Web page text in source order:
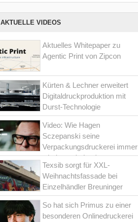
AKTUELLE VIDEOS
Aktuelles Whitepaper zu
Agentic Print von Zipcon
Kürten & Lechner erweitert
Digitaldruckproduktion mit
Durst-Technologie
Video: Wie Hagen
Sczepanski seine
Verpackungsdruckerei immer
wieder optimiert hat
Texsib sorgt für XXL-
Weihnachtsfassade bei
Einzelhändler Breuninger
So hat sich Primus zu einer
besonderen Onlinedruckerei